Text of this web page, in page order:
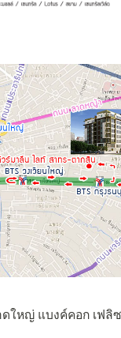
ใหญ่ แบงค์คอก เฟลิ